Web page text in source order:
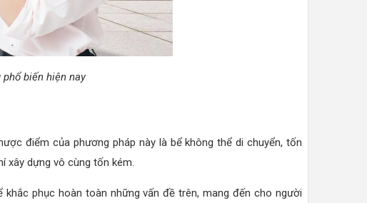
biến hiện nay
điểm của phương pháp này là bể không thể di chuyển, tốn
xây dựng vô cùng tốn kém.
phục hoàn toàn những vấn đề trên, mang đến cho người